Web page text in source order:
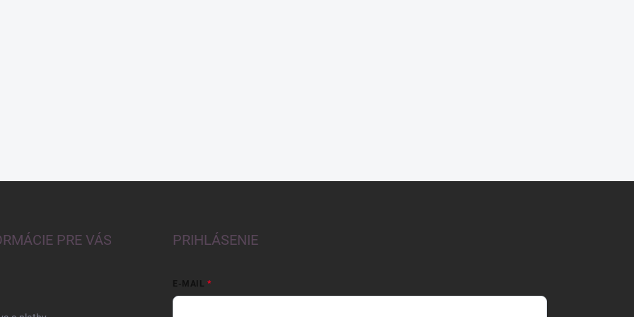
PRE VÁS PRIHLÁSENIE
E-MAIL